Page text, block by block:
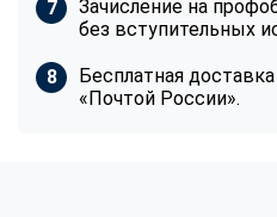
Зачисление на
без вступительных
Бесплатная
«Почтой России».